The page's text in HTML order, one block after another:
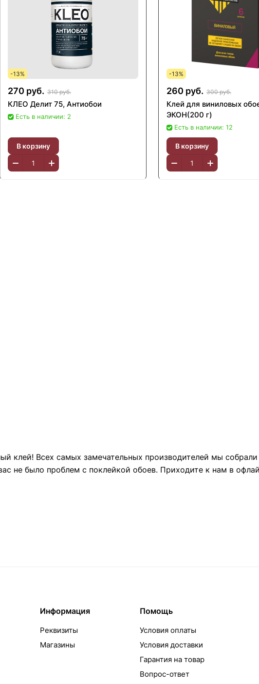
-13%
270 руб. 310 руб.
КЛЕО Делит 75, Антиобои
Есть в наличии: 2
В корзину
-13%
260 руб. 300 руб.
Клей для виниловых
ЭКОН(200 г)
Есть в наличии: 12
В корзину
Всех самых замечательных производителей мы собрали
не было проблем с поклейкой обоев. Приходите к нам в
Информация
Реквизиты
Магазины
Помощь
Условия оплаты
Условия доставки
Гарантия на товар
Вопрос-ответ